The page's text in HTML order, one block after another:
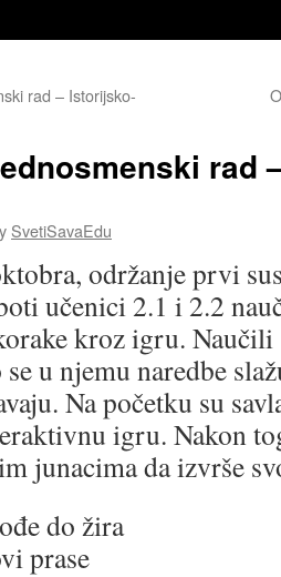
rad – Istorijsko-
rad
SvetiSavaEdu
održanje prvi
učenici 2.1 i 2.2
kroz igru.
u njemu naredbe
Na početku su
igru. Nakon
junacima da izvrše
do žira
prase